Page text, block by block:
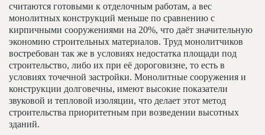
считаются готовыми к отделочным работам, а вес
монолитных конструкций меньше по сравнению с
кирпичными сооружениями на 20%, что даёт значительную
экономию строительных материалов. Труд монолитчиков
востребован так же в условиях недостатка площади под
строительство, либо их при её дороговизне, то есть в
условиях точечной застройки. Монолитные сооружения и
конструкции долговечны, имеют высокие показатели
звуковой и тепловой изоляции, что делает этот метод
строительства приоритетным при возведении высотных
зданий.